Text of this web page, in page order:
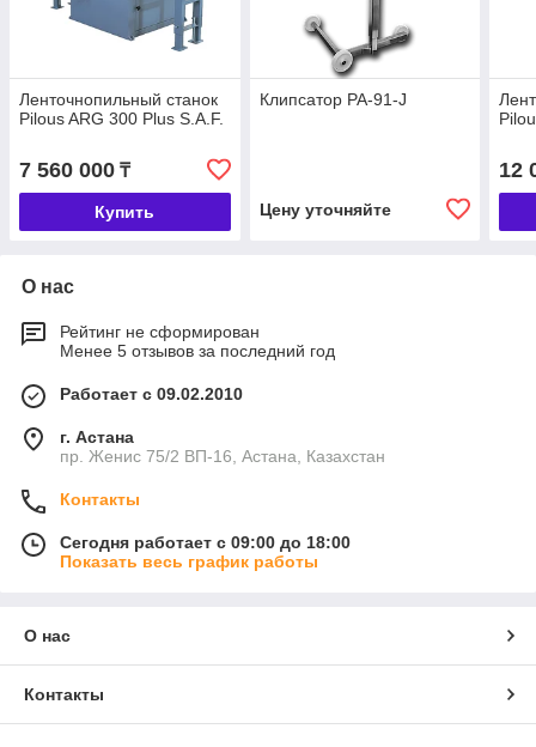
Ленточнопильный станок
Pilous ARG 300 Plus S.A.F.
7 560 000 ₸
Купить
Клипсатор PA-91-J
Цену уточняйте
12
О нас
Рейтинг не сформирован
Менее 5 отзывов за последний год
Работает с 09.02.2010
г. Астана
пр. Женис 75/2 ВП-16, Астана, Казахстан
Контакты
Сегодня работает с 09:00 до 18:00
Показать весь график работы
О нас
Контакты